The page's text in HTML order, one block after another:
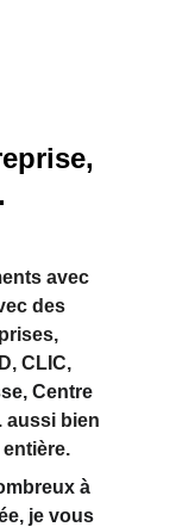
avec
des
CLIC,
Centre
aussi bien
à
je vous